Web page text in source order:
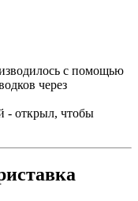
с помощью
через
- открыл, чтобы